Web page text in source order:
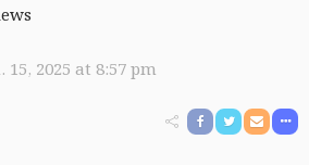
15, 2025 at 8:57 pm